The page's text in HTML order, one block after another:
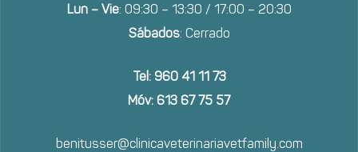
Lun – Vie: 09:30 – 13:30 / 17:00 – 20:30
Sábados: Cerrado
Tel: 960 41 11 73
Móv: 613 67 75 57
benitusser@clinicaveterinariavetfamily.com